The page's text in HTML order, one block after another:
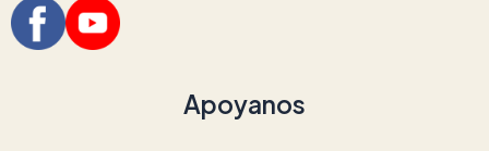
Apoyanos